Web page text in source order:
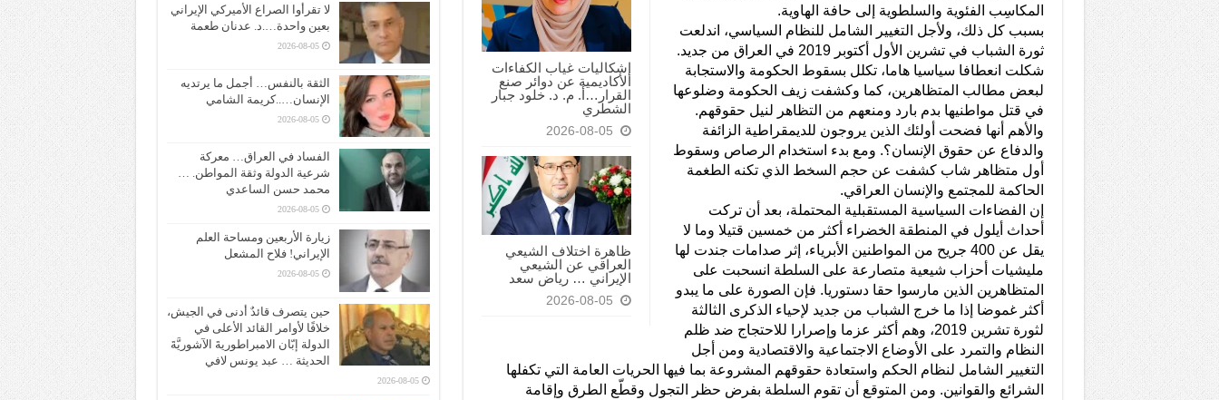
إشكاليات غياب الكفاءات
الأكاديمية عن دوائر صنع
القرار…أ. م. د. خلود جبار
الشطري
2026-08-05
ظاهرة اختلاف الشيعي
العراقي عن الشيعي
الإيراني … رياض سعد
2026-08-05
المكاسِب الفئوية والسلطوية إلى حافة الهاوية.
بسبب كل ذلك، ولأجل التغيير الشامل للنظام السياسي، اندلعت
ثورة الشباب في تشرين الأول أكتوبر 2019 في العراق من جديد.
شكلت انعطافا سياسيا هاما، تكلل بسقوط الحكومة والاستجابة
لبعض مطالب المتظاهرين، كما وكشفت زيف الحكومة وضلوعها
في قتل مواطنيها بدم بارد ومنعهم من التظاهر لنيل حقوقهم.
والأهم أنها فضحت أولئك الذين يروجون للديمقراطية الزائفة
والدفاع عن حقوق الإنسان؟. ومع بدء استخدام الرصاص وسقوط
أول متظاهر شاب كشفت عن حجم السخط الذي تكنه الطغمة
الحاكمة للمجتمع والإنسان العراقي.
إن الفضاءات السياسية المستقبلية المحتملة، بعد أن تركت
أحداث أيلول في المنطقة الخضراء أكثر من خمسين قتيلا وما لا
يقل عن 400 جريح من المواطنين الأبرياء، إثر صدامات جندت لها
مليشيات أحزاب شيعية متصارعة على السلطة انسحبت على
المتظاهرين الذين مارسوا حقا دستوريا. فإن الصورة على ما يبدو
أكثر غموضا إذا ما خرج الشباب من جديد لإحياء الذكرى الثالثة
لثورة تشرين 2019، وهم أكثر عزما وإصرارا للاحتجاج ضد ظلم
النظام والتمرد على الأوضاع الاجتماعية والاقتصادية ومن أجل
التغيير الشامل لنظام الحكم واستعادة حقوقهم المشروعة بما فيها الحريات العامة التي تكفلها
الشرائع والقوانين. ومن المتوقع أن تقوم السلطة بفرض حظر التجول وقطّع الطرق وإقامة
لا تقرأوا الصراع الأميركي الإيراني
بعين واحدة….د. عدنان طعمة
2026-08-05
الثقة بالنفس… أجمل ما يرتديه
الإنسان…..كريمة الشامي
2026-08-05
الفساد في العراق… معركة
شرعية الدولة وثقة المواطن. …
محمد حسن الساعدي
2026-08-05
زيارة الأربعين ومساحة العلم
الإيراني! فلاح المشعل
2026-08-05
حين يتصرف قائدٌ أدنى في الجيش،
خلافًا لأوامر القائد الأعلى في
الدولة إبّان الامبراطوريةَ الآشوريَّةَ
الحديثة … عبد يونس لافي
2026-08-05